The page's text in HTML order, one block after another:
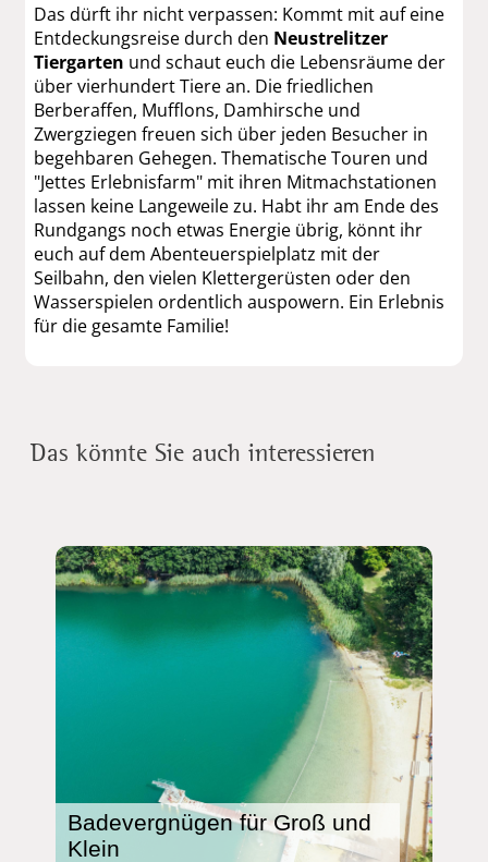
Das dürft ihr nicht verpassen: Kommt mit auf eine
Entdeckungsreise durch den Neustrelitzer
Tiergarten und schaut euch die Lebensräume der
über vierhundert Tiere an. Die friedlichen
Berberaffen, Mufflons, Damhirsche und
Zwergziegen freuen sich über jeden Besucher in
begehbaren Gehegen. Thematische Touren und
"Jettes Erlebnisfarm" mit ihren Mitmachstationen
lassen keine Langeweile zu. Habt ihr am Ende des
Rundgangs noch etwas Energie übrig, könnt ihr
euch auf dem Abenteuerspielplatz mit der
Seilbahn, den vielen Klettergerüsten oder den
Wasserspielen ordentlich auspowern. Ein Erlebnis
für die gesamte Familie!
Das könnte Sie auch interessieren
Badevergnügen für Groß und
Klein